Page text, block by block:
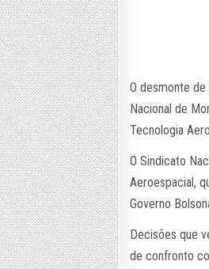
O desmonte
Nacional de
Tecnologia
O Sindicato
Aeroespacial,
Governo
Decisões que
de confronto